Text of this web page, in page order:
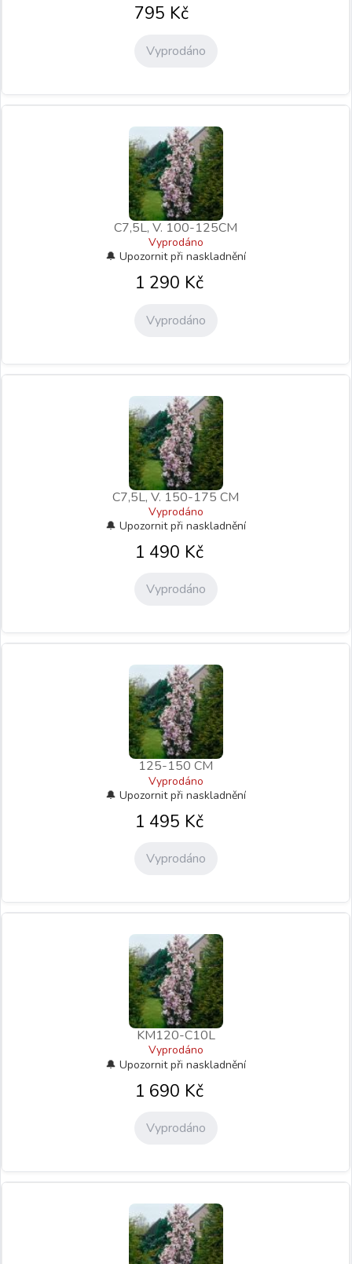
795 Kč
Vyprodáno
C7,5L, V. 100-125CM
Vyprodáno
1 290 Kč
Vyprodáno
C7,5L, V. 150-175 CM
Vyprodáno
1 490 Kč
Vyprodáno
125-150 CM
Vyprodáno
1 495 Kč
Vyprodáno
KM120-C10L
Vyprodáno
1 690 Kč
Vyprodáno